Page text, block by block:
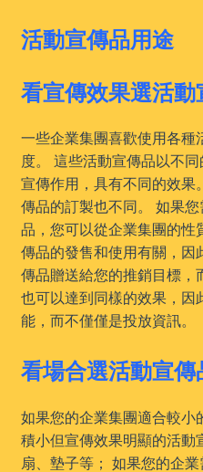
活動宣傳品用途
看宣傳效果選活動
一些企業集團喜歡使用各種
度。 這些活動宣傳品以不
宣傳作用，具有不同的效果
傳品的訂製也不同。 如果
品，您可以從企業集團的性
傳品的發售和使用有關，因
傳品贈送給您的推銷目標，
也可以達到同樣的效果，因
能，而不僅僅是投放資訊。
看場合選活動宣傳
如果您的企業集團適合較小
積小但宣傳效果明顯的活
扇、墊子等； 如果您的企